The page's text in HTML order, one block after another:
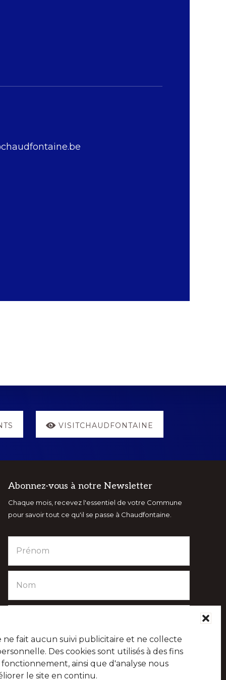
ne fait aucun suivi publicitaire et ne collecte
Des cookies sont utilisés à des fins
ainsi que d'analyse nous
le site en continu.
VISITCHAUDFONTAINE
Abonnez-vous à notre Newsletter
Chaque mois, recevez l'essentiel de votre Commune
pour savoir tout ce qu'il se passe à Chaudfontaine.